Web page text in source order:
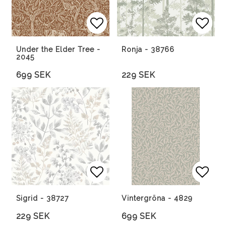
Lägg till i favoritlistan
Lägg till i favoritlistan
Under the Elder Tree -
2045
699 SEK
Ronja - 38766
229 SEK
Lägg till i favoritlistan
Lägg till i favoritlistan
Sigrid - 38727
229 SEK
Vintergröna - 4829
699 SEK